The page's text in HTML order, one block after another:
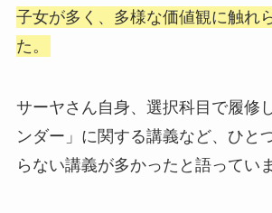
子女が多く、多様な価値観に触れ
た。
サーヤさん自身、選択科目で履修
ンダー」に関する講義など、ひと
らない講義が多かったと語ってい